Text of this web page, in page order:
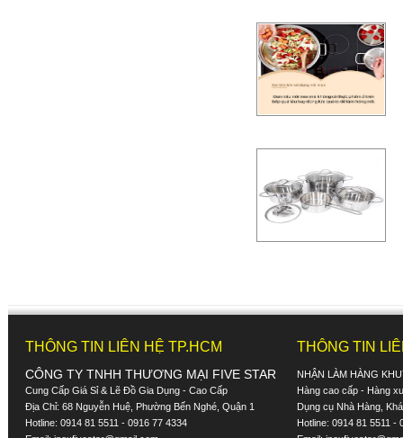
THÔNG TIN LIÊN HỆ TP.HCM
CÔNG TY TNHH THƯƠNG MẠI FIVE STAR
Cung Cấp Giá Sỉ & Lẽ Đồ Gia Dụng - Cao Cấp
Địa Chỉ: 68 Nguyễn Huệ, Phường Bến Nghé, Quận 1
Hotline: 0914 81 5511 - 0916 77 4334
THÔNG TIN
NHẬN LÀM HÀNG
Hàng cao cấp - Hàng
Dụng cụ Nhà Hàng,
Hotline: 0914 81 5511 -